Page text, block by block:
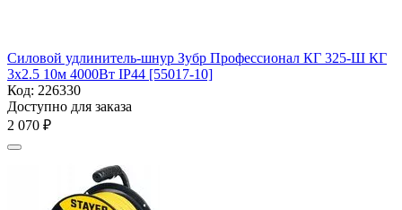
Силовой удлинитель-шнур Зубр Профессионал КГ 325-Ш КГ
3х2.5 10м 4000Вт IP44 [55017-10]
Код: 226330
Доступно для заказа
2 070 ₽